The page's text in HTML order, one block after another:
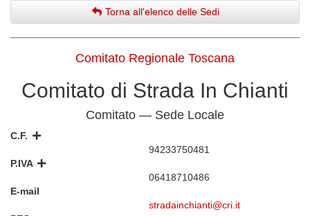
Torna all'elenco delle Sedi
Comitato Regionale Toscana
Comitato di Strada In Chianti
Comitato — Sede Locale
C.F.
94233750481
P.IVA
06418710486
E-mail
stradainchianti@cri.it